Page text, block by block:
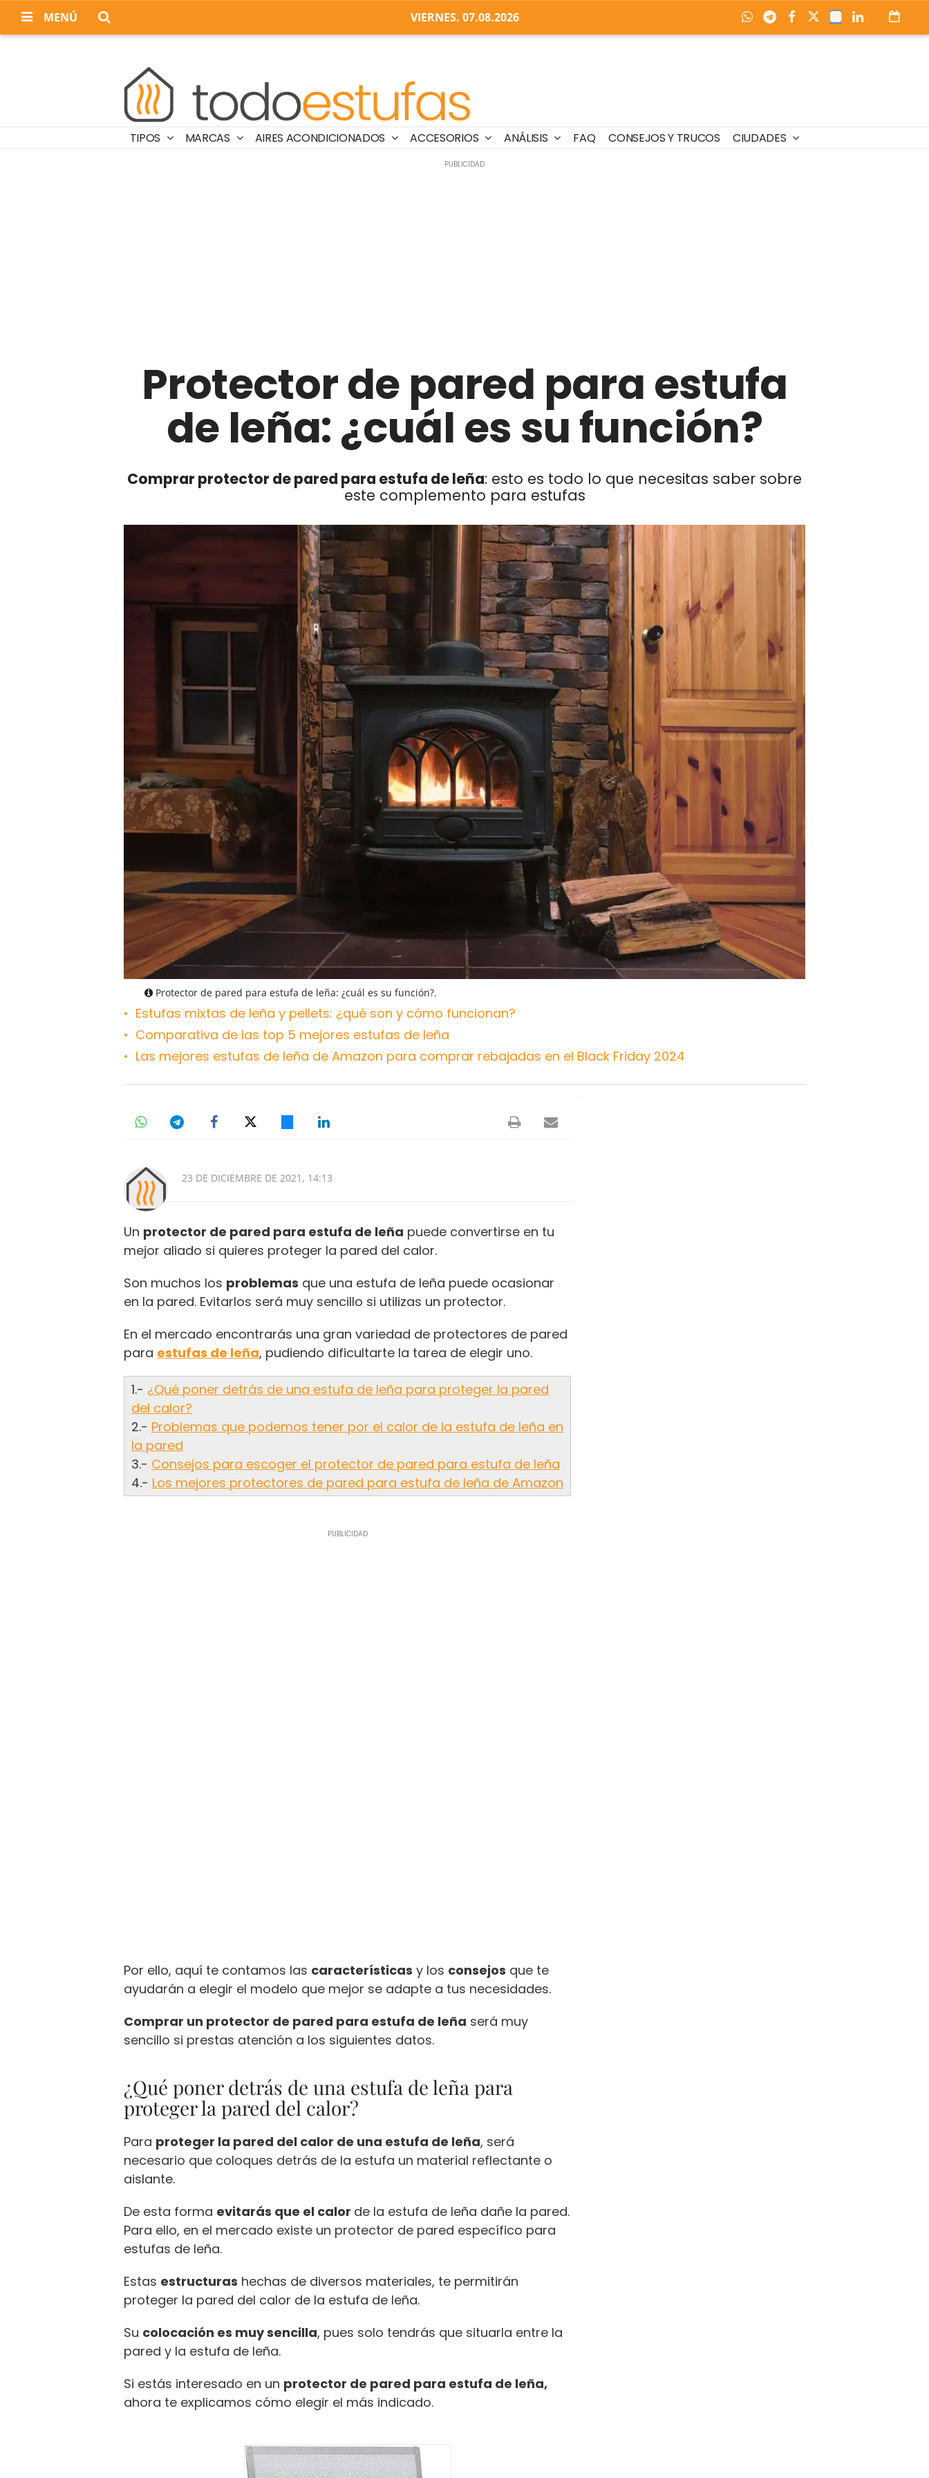
MENÚ VIERNES. 07.08.2026
TIPOS MARCAS AIRES ACONDICIONADOS ACCESORIOS ANÁLISIS FAQ CONSEJOS Y TRUCOS CIUDADES
Protector de pared para estufa
de leña: ¿cuál es su función?
Comprar protector de pared para estufa de leña: esto es todo lo que necesitas saber sobre
este complemento para estufas
Protector de pared para estufa de leña: ¿cuál es su función?.
Estufas mixtas de leña y pellets: ¿qué son y cómo funcionan?
Comparativa de las top 5 mejores estufas de leña
Las mejores estufas de leña de Amazon para comprar rebajadas en el Black Friday 2024
23 DE DICIEMBRE DE 2021, 14:13
Un protector de pared para estufa de leña puede convertirse en tu
mejor aliado si quieres proteger la pared del calor.
Son muchos los problemas que una estufa de leña puede ocasionar
en la pared. Evitarlos será muy sencillo si utilizas un protector.
En el mercado encontrarás una gran variedad de protectores de pared
para estufas de leña, pudiendo dificultarte la tarea de elegir uno.
1.- ¿Qué poner detrás de una estufa de leña para proteger la pared
del calor?
2.- Problemas que podemos tener por el calor de la estufa de leña en
la pared
3.- Consejos para escoger el protector de pared para estufa de leña
4.- Los mejores protectores de pared para estufa de leña de Amazon
Por ello, aquí te contamos las características y los consejos que te
ayudarán a elegir el modelo que mejor se adapte a tus necesidades.
Comprar un protector de pared para estufa de leña será muy
sencillo si prestas atención a los siguientes datos.
¿Qué poner detrás de una estufa de leña para
proteger la pared del calor?
Para proteger la pared del calor de una estufa de leña, será
necesario que coloques detrás de la estufa un material reflectante o
aislante.
De esta forma evitarás que el calor de la estufa de leña dañe la pared.
Para ello, en el mercado existe un protector de pared específico para
estufas de leña.
Estas estructuras hechas de diversos materiales, te permitirán
proteger la pared del calor de la estufa de leña.
Su colocación es muy sencilla, pues solo tendrás que situarla entre la
pared y la estufa de leña.
Si estás interesado en un protector de pared para estufa de leña,
ahora te explicamos cómo elegir el más indicado.